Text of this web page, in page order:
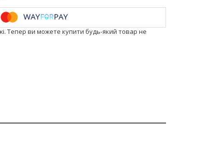
Тепер ви можете купити будь-який товар не